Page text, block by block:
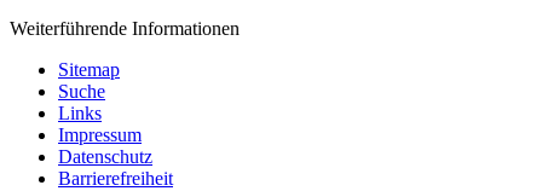
Weiterführende Informationen
Sitemap
Suche
Links
Impressum
Datenschutz
Barrierefreiheit